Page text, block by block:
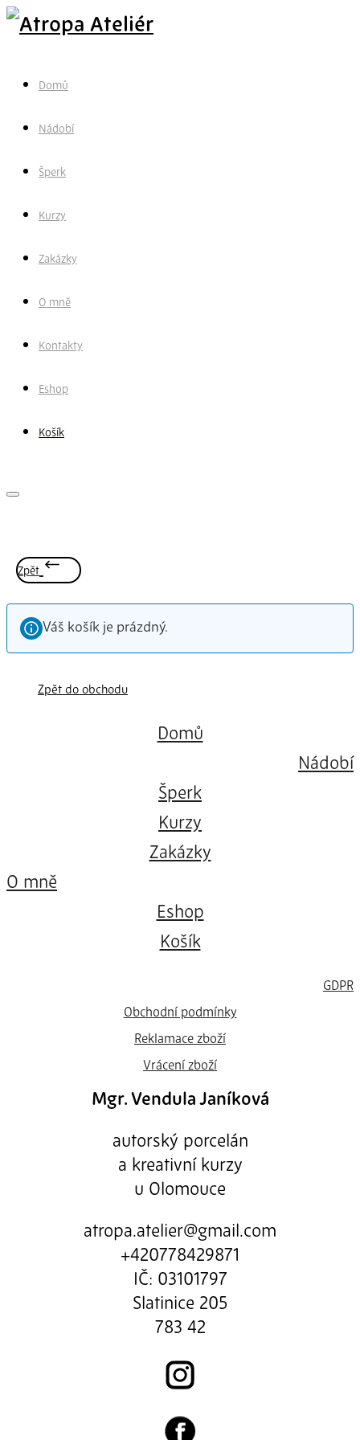
Domů
Nádobí
Šperk
Kurzy
Zakázky
O mně
Kontakty
Eshop
Košík
Hlavní
Zpět
Váš košík je prázdný.
Zpět do obchodu
Domů
Nádobí
Šperk
Kurzy
Zakázky
O mně
Eshop
Košík
GDPR
Obchodní podmínky
Reklamace zboží
Vrácení zboží
Mgr. Vendula Janíková
autorský porcelán
a kreativní kurzy
u Olomouce
atropa.atelier@gmail.com
+420778429871
IČ: 03101797
Slatinice 205
783 42